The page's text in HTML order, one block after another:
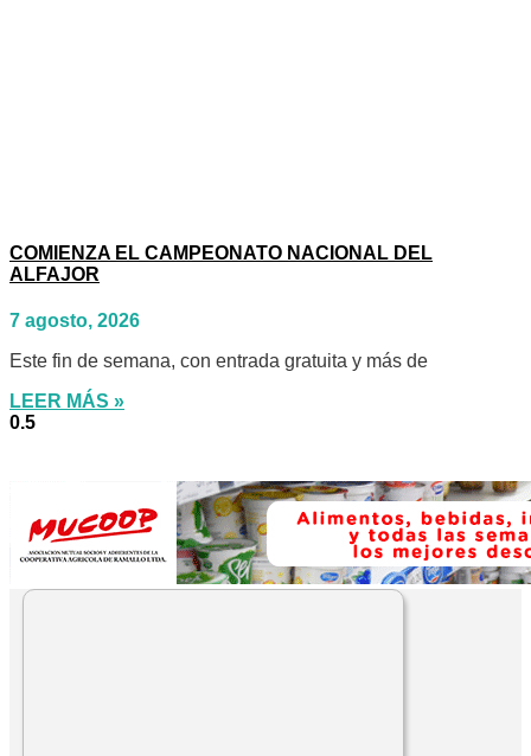
COMIENZA EL CAMPEONATO NACIONAL DEL
ALFAJOR
7 agosto, 2026
Este fin de semana, con entrada gratuita y más de
LEER MÁS »